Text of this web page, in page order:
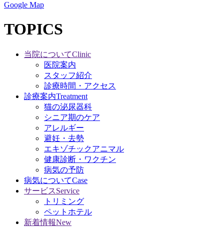
Google Map
TOPICS
当院についてClinic
医院案内
スタッフ紹介
診療時間・アクセス
診療案内Treatment
猫の泌尿器科
シニア期のケア
アレルギー
避妊・去勢
エキゾチックアニマル
健康診断・ワクチン
病気の予防
病気についてCase
サービスService
トリミング
ペットホテル
新着情報New